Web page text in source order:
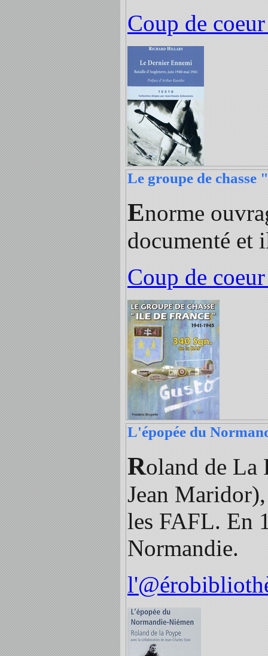
Coup de
Le groupe de
Enorme
documenté et
Coup de
L'épopée du
Roland de La
Jean
les FAFL. En
Normandie.